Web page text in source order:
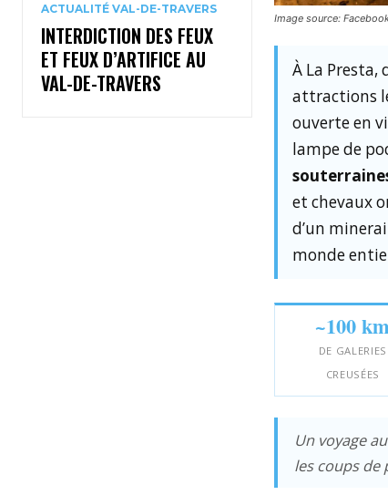
ACTUALITÉ VAL-DE-TRAVERS
INTERDICTION DES FEUX
ET FEUX D’ARTIFICE AU
VAL-DE-TRAVERS
Image source:
À La Presta,
attractions
ouverte en
lampe de
et chevaux
d’un
monde
~100 km
DE GALERIES
CREUSÉES
Un voyage
les coups de